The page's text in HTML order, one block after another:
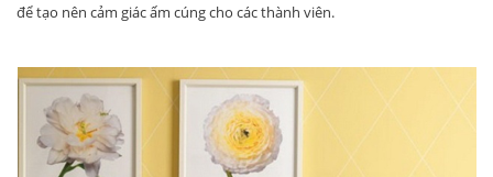
để tạo nên cảm giác ấm cúng cho các thành viên.